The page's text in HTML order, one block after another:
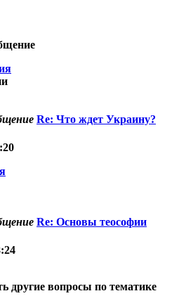
Re: Что ждет Украину?
Re: Основы теософии
другие вопросы по тематике